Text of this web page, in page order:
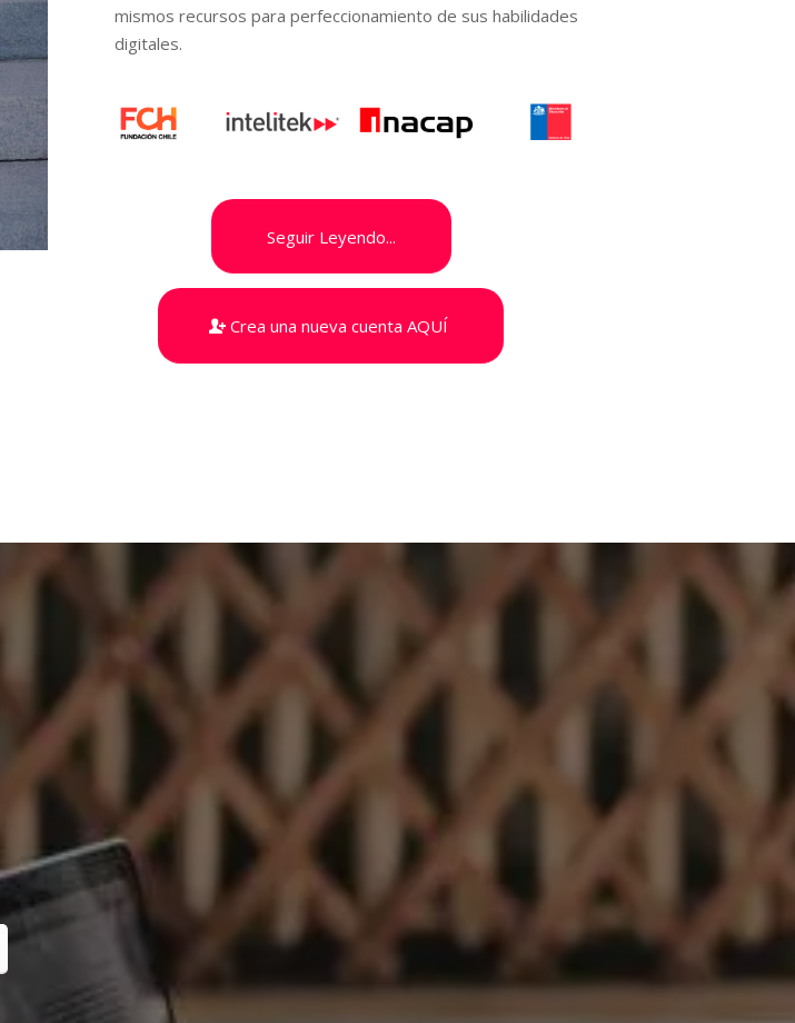
mismos recursos para perfeccionamiento de sus habilidades
digitales.
Seguir Leyendo...
Crea una nueva cuenta AQUÍ